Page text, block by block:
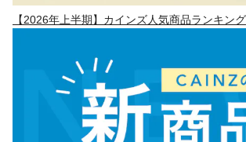
【2026年上半期】カインズ人気商品ランキング